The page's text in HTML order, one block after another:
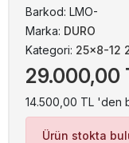
Barkod: LMO-
Marka: DURO
Kategori: 25x8-12
29.000,00
14.500,00 TL 'den
Ürün stokta